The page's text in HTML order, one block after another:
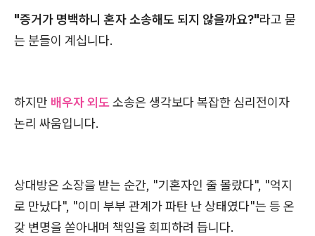
"증거가 명백하니 혼자 소송해도 되지 않을까요?"라고 묻
는 분들이 계십니다.
하지만 배우자 외도소송은 생각보다 복잡한 심리전이자
논리 싸움입니다.
상대방은 소장을 받는 순간, "기혼자인 줄 몰랐다", "억지
로 만났다", "이미 부부 관계가 파탄 난 상태였다"는 등 온
갖 변명을 쏟아내며 책임을 회피하려 듭니다.